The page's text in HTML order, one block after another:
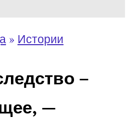
» Истории
–
—